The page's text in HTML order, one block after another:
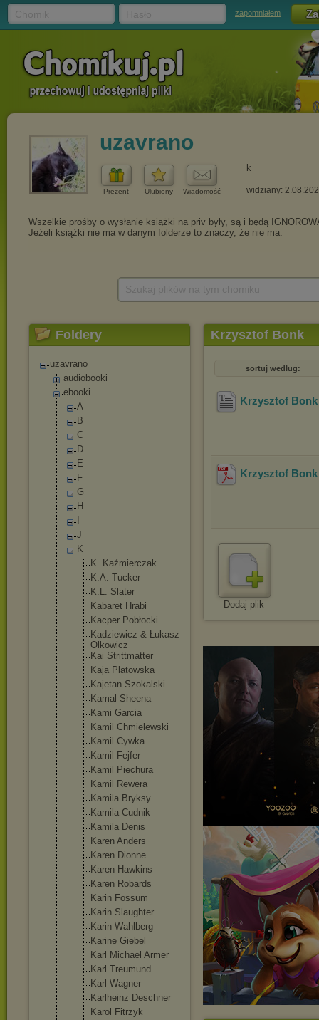
zapomniałem
uzavrano
Prezent Ulubiony Wiadomość
k
widziany:
Foldery
uzavrano
audiobooki
ebooki
A
B
C
D
E
F
G
H
J
K
K. Kaźmierczak
K.A. Tucker
K.L. Slater
Kabaret Hrabi
Kacper Pobłocki
Kadziewicz & Łukasz
Olkowicz
Kai Strittmatter
Kaja Platowska
Kajetan Szokalski
Kamal Sheena
Kami Garcia
Kamil Chmielewski
Kamil Cywka
Kamil Fejfer
Kamil Piechura
Kamil Rewera
Kamila Bryksy
Kamila Cudnik
Kamila Denis
Karen Anders
Karen Dionne
Karen Hawkins
Karen Robards
Karin Fossum
Karin Slaughter
Karin Wahlberg
Karine Giebel
Karl Michael Armer
Karl Treumund
Karl Wagner
Karlheinz Deschner
Karol Fitrzyk
Krzysztof Bonk
sortuj według:
Krzysztof
Krzysztof
Dodaj plik